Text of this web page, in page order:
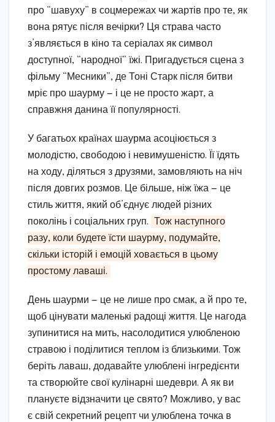
про “шавуху” в соцмережах чи жартів про те, як
вона рятує після вечірки? Ця страва часто
з’являється в кіно та серіалах як символ
доступної, “народної” їжі. Пригадується сцена з
фільму “Месники”, де Тоні Старк після битви
мріє про шаурму — і це не просто жарт, а
справжня данина її популярності.
У багатьох країнах шаурма асоціюється з
молодістю, свободою і невимушеністю. Її їдять
на ходу, діляться з друзями, замовляють на ніч
після довгих розмов. Це більше, ніж їжа — це
стиль життя, який об’єднує людей різних
поколінь і соціальних груп. Тож наступного
разу, коли будете їсти шаурму, подумайте,
скільки історій і емоцій ховається в цьому
простому лаваші.
День шаурми — це не лише про смак, а й про те,
щоб цінувати маленькі радощі життя. Це нагода
зупинитися на мить, насолодитися улюбленою
стравою і поділитися теплом із близькими. Тож
беріть лаваш, додавайте улюблені інгредієнти
та створюйте свої кулінарні шедеври. А як ви
плануєте відзначити це свято? Можливо, у вас
є свій секретний рецепт чи улюблена точка в